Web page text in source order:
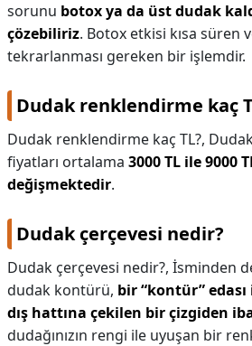
sorunu botox ya da üst dudak
çözebiliriz. Botox etkisi kısa süren
tekrarlanması gereken bir işlemdir.
Dudak renklendirme kaç
Dudak renklendirme kaç TL?,
fiyatları ortalama 3000 TL ile 9000
değişmektedir.
Dudak çerçevesi nedir?
Dudak çerçevesi nedir?, İsminden
dudak kontürü, bir “kontür” edası
dış hattına çekilen bir çizgiden
dudağınızın rengi ile uyuşan bir